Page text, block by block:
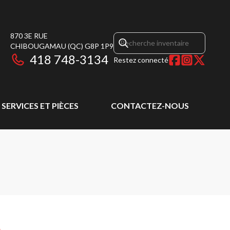
870 3E RUE
CHIBOUGAMAU (QC) G8P 1P9
418 748-3134 Restez connecté
SERVICES ET PIÈCES CONTACTEZ-NOUS